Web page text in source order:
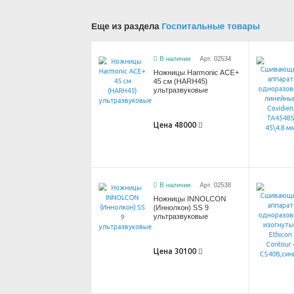
Еще из раздела Госпитальные товары
В наличии Арт. 02534
Ножницы Harmonic ACE+
45 см (HARH45)
ультразвуковые
Цена 48000
В наличии Арт. 02538
Ножницы INNOLCON
(Иннолкон) SS 9
ультразвуковые
Цена 30100